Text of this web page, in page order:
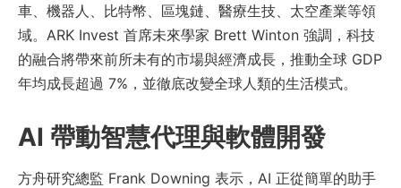
車、機器人、比特幣、區塊鏈、醫療生技、太空產業等領
域。ARK Invest 首席未來學家 Brett Winton 強調，科技
的融合將帶來前所未有的市場與經濟成長，推動全球 GDP
年均成長超過 7%，並徹底改變全球人類的生活模式。
AI 帶動智慧代理與軟體開發
方舟研究總監 Frank Downing 表示，AI 正從簡單的助手